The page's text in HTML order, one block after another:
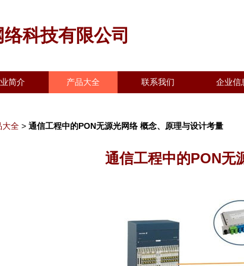
科技有限公司
简介 产品大全 联系我们 企业信
大全 > 通信工程中的PON无源光网络 概念、原理与设计考量
通信工程中的PON无